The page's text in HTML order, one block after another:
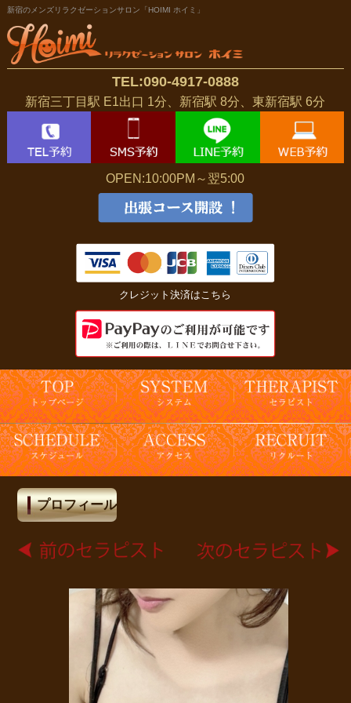
新宿のメンズリラクゼーションサロン「HOIMI ホイミ」
TEL:090-4917-0888
新宿三丁目駅 E1出口 1分、新宿駅 8分、東新宿駅 6分
OPEN:10:00PM～翌5:00
クレジット決済はこちら
プロフィール